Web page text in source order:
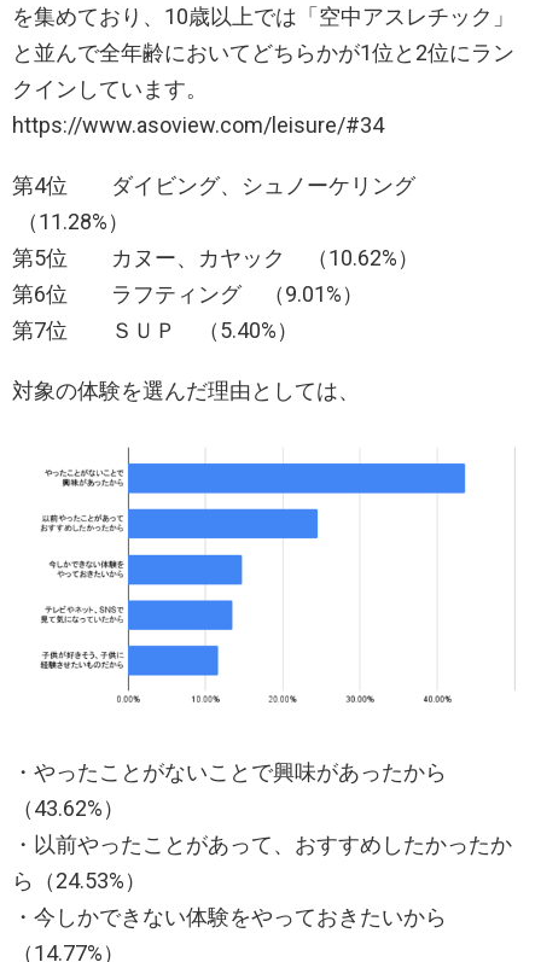
を集めており、10歳以上では「空中アスレチック」
と並んで全年齢においてどちらかが1位と2位にラン
クインしています。
https://www.asoview.com/leisure/#34
第4位 ダイビング、シュノーケリング
（11.28%）
第5位 カヌー、カヤック （10.62%）
第6位 ラフティング （9.01%）
第7位 ＳＵＰ （5.40%）
対象の体験を選んだ理由としては、
・やったことがないことで興味があったから
（43.62%）
・以前やったことがあって、おすすめしたかったか
ら（24.53%）
・今しかできない体験をやっておきたいから
（14.77%）